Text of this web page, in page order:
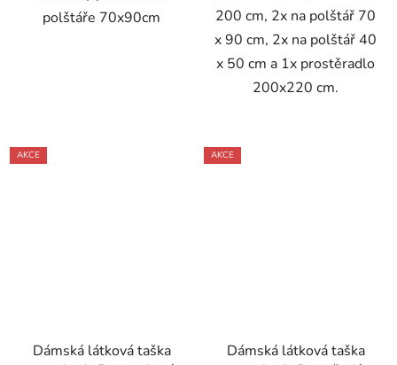
polštáře 70x90cm
200 cm, 2x na polštář 70
x 90 cm, 2x na polštář 40
x 50 cm a 1x prostěradlo
200x220 cm.
AKCE
Dámská látková taška
AKCE
Dámská látková taška